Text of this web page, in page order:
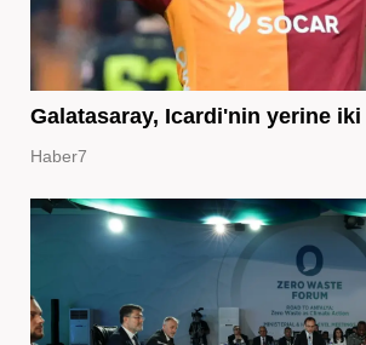
Galatasaray, Icardi'nin yerine iki
Haber7